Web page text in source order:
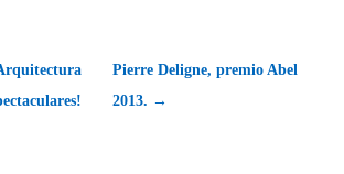
Pierre Deligne, premio Abel
2013. →